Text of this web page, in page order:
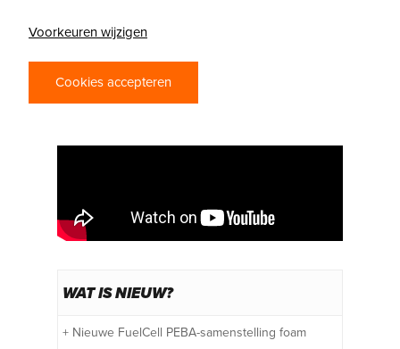
VEELZIJDIG
WAT IS NIEUW?
+ Nieuwe FuelCell PEBA-samenstelling foam
Voorkeuren wijzigen
Cookies accepteren